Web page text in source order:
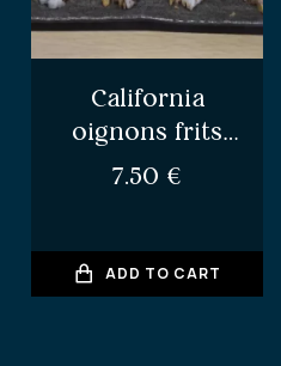
California
oignons frits
saumon avocat
7.50 €
ADD TO CART